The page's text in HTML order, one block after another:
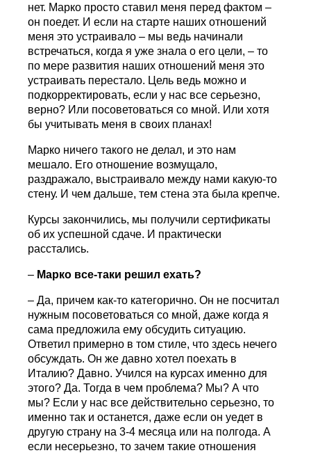
нет. Марко просто ставил меня перед фактом –
он поедет. И если на старте наших отношений
меня это устраивало – мы ведь начинали
встречаться, когда я уже знала о его цели, – то
по мере развития наших отношений меня это
устраивать перестало. Цель ведь можно и
подкорректировать, если у нас все серьезно,
верно? Или посоветоваться со мной. Или хотя
бы учитывать меня в своих планах!
Марко ничего такого не делал, и это нам
мешало. Его отношение возмущало,
раздражало, выстраивало между нами какую-то
стену. И чем дальше, тем стена эта была крепче.
Курсы закончились, мы получили сертификаты
об их успешной сдаче. И практически
расстались.
– Марко все-таки решил ехать?
– Да, причем как-то категорично. Он не посчитал
нужным посоветоваться со мной, даже когда я
сама предложила ему обсудить ситуацию.
Ответил примерно в том стиле, что здесь нечего
обсуждать. Он же давно хотел поехать в
Италию? Давно. Учился на курсах именно для
этого? Да. Тогда в чем проблема? Мы? А что
мы? Если у нас все действительно серьезно, то
именно так и останется, даже если он уедет в
другую страну на 3-4 месяца или на полгода. А
если несерьезно, то зачем такие отношения